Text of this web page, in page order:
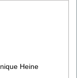
Heine